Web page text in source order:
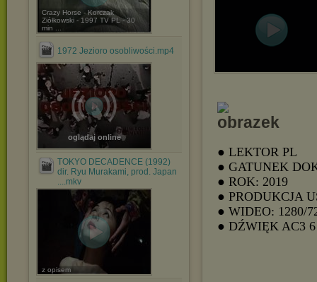
Crazy Horse - Korczak
Ziółkowski - 1997 TV PL - 30
min ...
1972 Jezioro osobliwości.mp4
oglądaj online
TOKYO DECADENCE (1992)
dir. Ryu Murakami, prod. Japan
....mkv
z opisem
● LEKTOR PL
● GATUNEK
● ROK: 2019
● PRODUKCJA
● WIDEO: 1280/
● DŹWIĘK AC3